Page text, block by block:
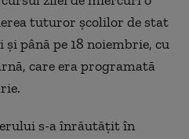
tuturor şcolilor de stat
până pe 18 noiembrie, cu
care era programată
s-a înrăutăţit în